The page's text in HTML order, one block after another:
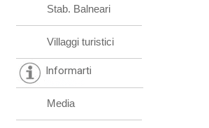
Stab. Balneari
Villaggi turistici
Informarti
Media